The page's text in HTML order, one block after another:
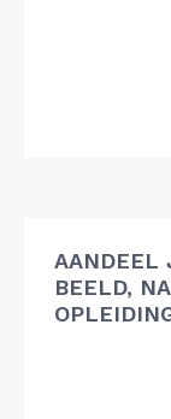
AANDEEL
BEELD,